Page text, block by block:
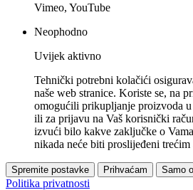
Vimeo, YouTube
Neophodno
Uvijek aktivno
Tehnički potrebni kolačići
naše web stranice. Koriste se, na
omogućili prikupljanje proizvoda
ili za prijavu na Vaš korisnički
izvući bilo kakve zaključke o
nikada neće biti proslijeđeni trećim
Spremite postavke Prihvaćam Samo
Politika privatnosti